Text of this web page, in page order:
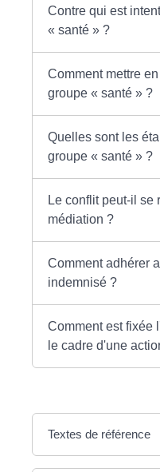
Contre qui est
« santé » ?
Comment mettre
groupe « santé » ?
Quelles sont les
groupe « santé » ?
Le conflit peut-il se
médiation ?
Comment adhérer
indemnisé ?
Comment est fixée
le cadre d'une
Textes de référence